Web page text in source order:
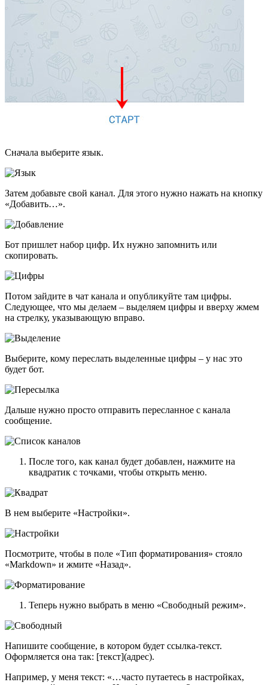
Сначала выберите язык.
Затем добавьте свой канал. Для этого нужно нажать на кнопку
«Добавить…».
Бот пришлет набор цифр. Их нужно запомнить или
скопировать.
Потом зайдите в чат канала и опубликуйте там цифры.
Следующее, что мы делаем – выделяем цифры и вверху жмем
на стрелку, указывающую вправо.
Выберите, кому переслать выделенные цифры – у нас это
будет бот.
Дальше нужно просто отправить пересланное с канала
сообщение.
После того, как канал будет добавлен, нажмите на
квадратик с точками, чтобы открыть меню.
В нем выберите «Настройки».
Посмотрите, чтобы в поле «Тип форматирования» стояло
«Markdown» и жмите «Назад».
Теперь нужно выбрать в меню «Свободный режим».
Напишите сообщение, в котором будет ссылка-текст.
Оформляется она так: [текст](адрес).
Например, у меня текст: «…часто путаетесь в настройках,